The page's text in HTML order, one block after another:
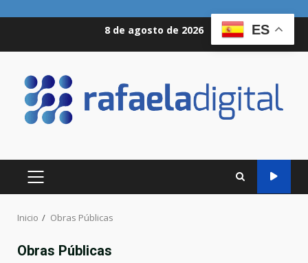
8 de agosto de 2026
MENÚ
PRINCIPAL
Inicio Obras Públicas
Obras Públicas
ES